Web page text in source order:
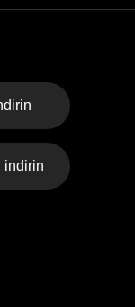
indirin